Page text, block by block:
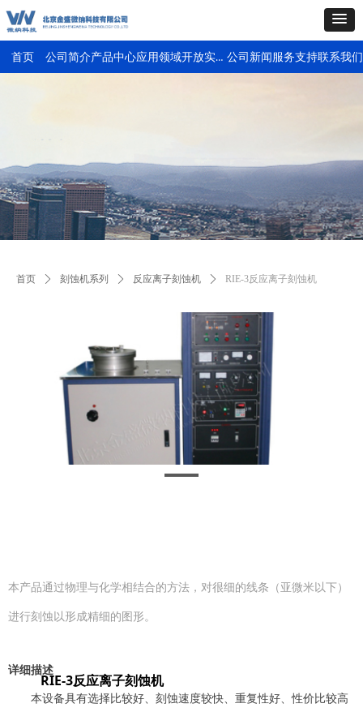
首页 公司简介产品中心应用领域 开放实验室 公司新闻 服务支持联系我们
首页 ꄲ 刻蚀机系列 ꄲ 反应离子刻蚀机 ꄲ RIE-3反应离子刻蚀机
RIE-3反应离子刻蚀机
本产品通过物理与化学相结合的方法，对很细的线条（亚微米以下）
进行刻蚀以形成精细的图形。
详细描述
本设备具有选择比较好、刻蚀速度较快、重复性好、性价比较高